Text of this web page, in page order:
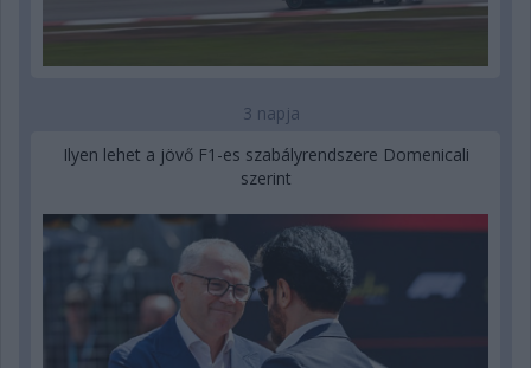
3 napja
Ilyen lehet a jövő F1-es szabályrendszere Domenicali
szerint